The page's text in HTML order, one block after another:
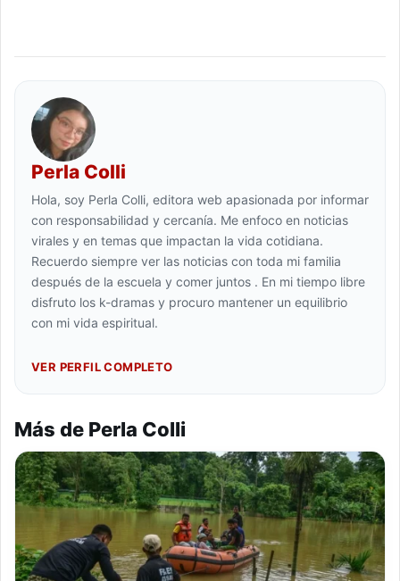
Perla Colli
Hola, soy Perla Colli, editora web apasionada por informar
con responsabilidad y cercanía. Me enfoco en noticias
virales y en temas que impactan la vida cotidiana.
Recuerdo siempre ver las noticias con toda mi familia
después de la escuela y comer juntos . En mi tiempo libre
disfruto los k-dramas y procuro mantener un equilibrio
con mi vida espiritual.
VER PERFIL COMPLETO
Más de Perla Colli